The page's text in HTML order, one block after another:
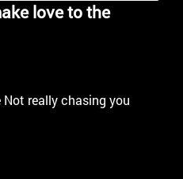
love to the
Not really chasing you